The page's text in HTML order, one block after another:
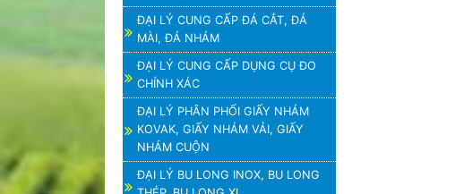
ĐẠI LÝ CUNG CẤP ĐÁ CẮT, ĐÁ
MÀI, ĐÁ NHÁM
ĐẠI LÝ CUNG CẤP DỤNG CỤ ĐO
CHÍNH XÁC
ĐẠI LÝ PHÂN PHỐI GIẤY NHÁM
KOVAK, GIẤY NHÁM VẢI, GIẤY
NHÁM CUỘN
ĐẠI LÝ BU LONG INOX, BU LONG